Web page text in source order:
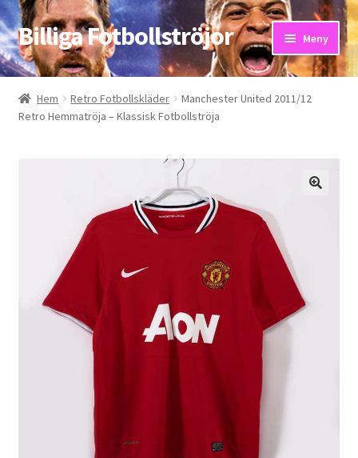
Hoppa
till
navigering
Hoppa
till
innehåll
Billiga Fotbollströjor Meny
Hem
Bloggar
Kontakta oss
Mitt konto
Storleksguiden
Hem Retro Fotbollskläder
Manchester United 2011/12
Retro Hemmatröja – Klassisk Fotbollströja